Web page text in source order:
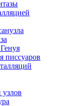
писсуаров